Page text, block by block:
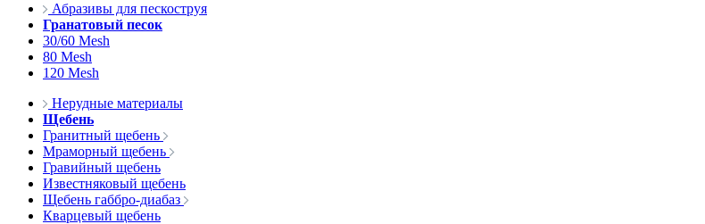
Абразивы для пескоструя
Гранатовый песок
30/60 Mesh
80 Mesh
120 Mesh
Нерудные материалы
Щебень
Гранитный щебень
Мраморный щебень
Гравийный щебень
Известняковый щебень
Щебень габбро-диабаз
Кварцевый щебень